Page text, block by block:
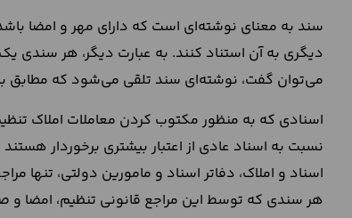
سند به معنای نوشته‌ای است که دارای مهر و امضا
دیگری به آن استناد کنند. به عبارت دیگر، هر سندی
می‌توان گفت، نوشته‌ای سند تلقی می‌شود که مطابق
اسنادی که به منظور مکتوب کردن معاملات املاک
نسبت به اسناد عادی از اعتبار بیشتری برخوردار
اسناد و املاک، دفاتر اسناد و مامورین دولتی، تنها
هر سندی که توسط این مراجع قانونی تنظیم، امضا